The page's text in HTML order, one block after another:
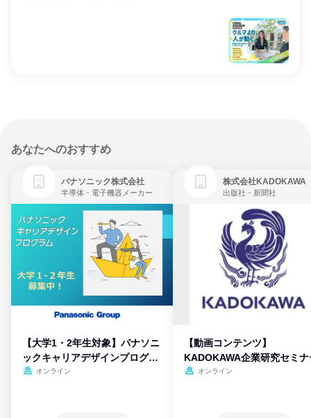
あなたへのおすすめ
パナソニック株式会社
半導体・電子機器メーカー
【大学1・2年生対象】パナソニ
ックキャリアデザインプログラ
ム
オンライン
株式会社KADOKAWA
出版社・新聞社
【動画コンテンツ】
KADOKAWA企業研究セミナ
オンライン